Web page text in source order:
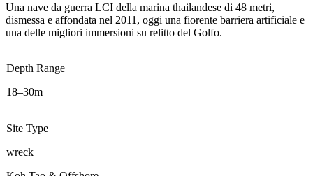
Una nave da guerra LCI della marina thailandese di 48 metri,
dismessa e affondata nel 2011, oggi una fiorente barriera artificiale e
una delle migliori immersioni su relitto del Golfo.
Depth Range
18–30m
Site Type
wreck